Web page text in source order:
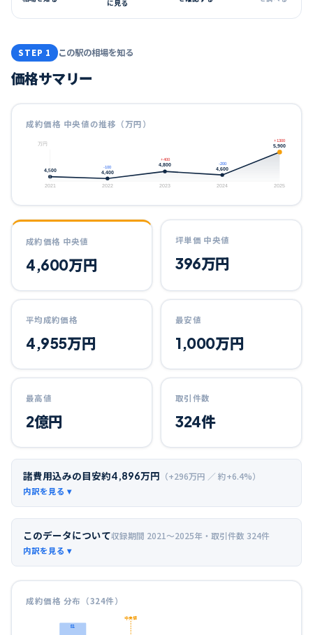
に見る
STEP 1 この駅の相場を知る
価格サマリー
成約価格 中央値の推移（万円）
万円
4,500
2021
4,400
-100
2022
4,800
+400
2023
4,600
-200
2024
5,900
+1300
2025
成約価格 中央値
4,600万円
坪単価 中央値
396万円
平均成約価格
4,955万円
最安値
1,000万円
最高値
2億円
取引件数
324件
諸費用込みの目安約4,896万円 （+296万円 ／ 約+6.4%）
このデータについて収録期間 2021〜2025年 ・取引件数 324件
成約価格 分布（324件）
81
中央値